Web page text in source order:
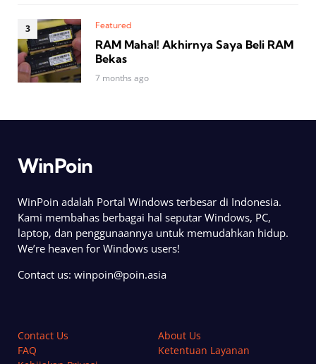
Featured
RAM Mahal! Akhirnya Saya Beli RAM
Bekas
7 months ago
WinPoin
WinPoin adalah Portal Windows terbesar di Indonesia.
Kami membahas berbagai hal seputar Windows, PC,
laptop, dan penggunaannya untuk memudahkan hidup.
We’re heaven for Windows users!
Contact us: winpoin@poin.asia
Contact Us
About Us
FAQ
Ketentuan Layanan